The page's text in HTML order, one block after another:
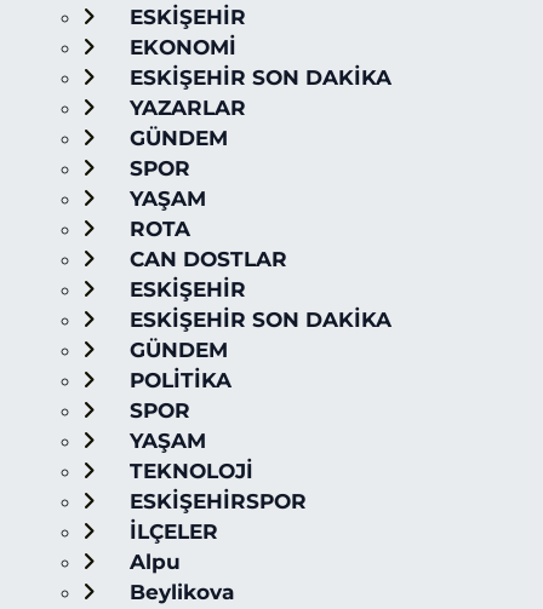
ESKİŞEHİR
EKONOMİ
ESKİŞEHİR SON DAKİKA
YAZARLAR
GÜNDEM
SPOR
YAŞAM
ROTA
CAN DOSTLAR
ESKİŞEHİR
ESKİŞEHİR SON DAKİKA
GÜNDEM
POLİTİKA
SPOR
YAŞAM
TEKNOLOJİ
ESKİŞEHİRSPOR
İLÇELER
Alpu
Beylikova